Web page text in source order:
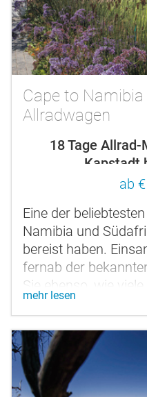
Cape to
Allradwagen
18 Tage
Kapstadt
ab
Eine der
Namibia und
bereist haben.
fernab der
Sie ebenso, wie
Attraktionen. Die
mehr lesen